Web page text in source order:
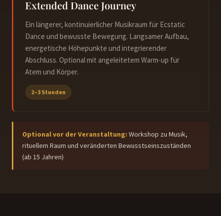
Extended Dance Journey
Ein längerer, kontinuierlicher Musikraum für Ecstatic
Dance und bewusste Bewegung. Langsamer Aufbau,
energetische Höhepunkte und integrierender
Abschluss. Optional mit angeleitetem Warm-up für
Atem und Körper.
2–3 Stunden
Optional vor der Veranstaltung: Workshop zu Musik,
rituellem Raum und veränderten Bewusstseinszuständen
(ab 15 Jahren)